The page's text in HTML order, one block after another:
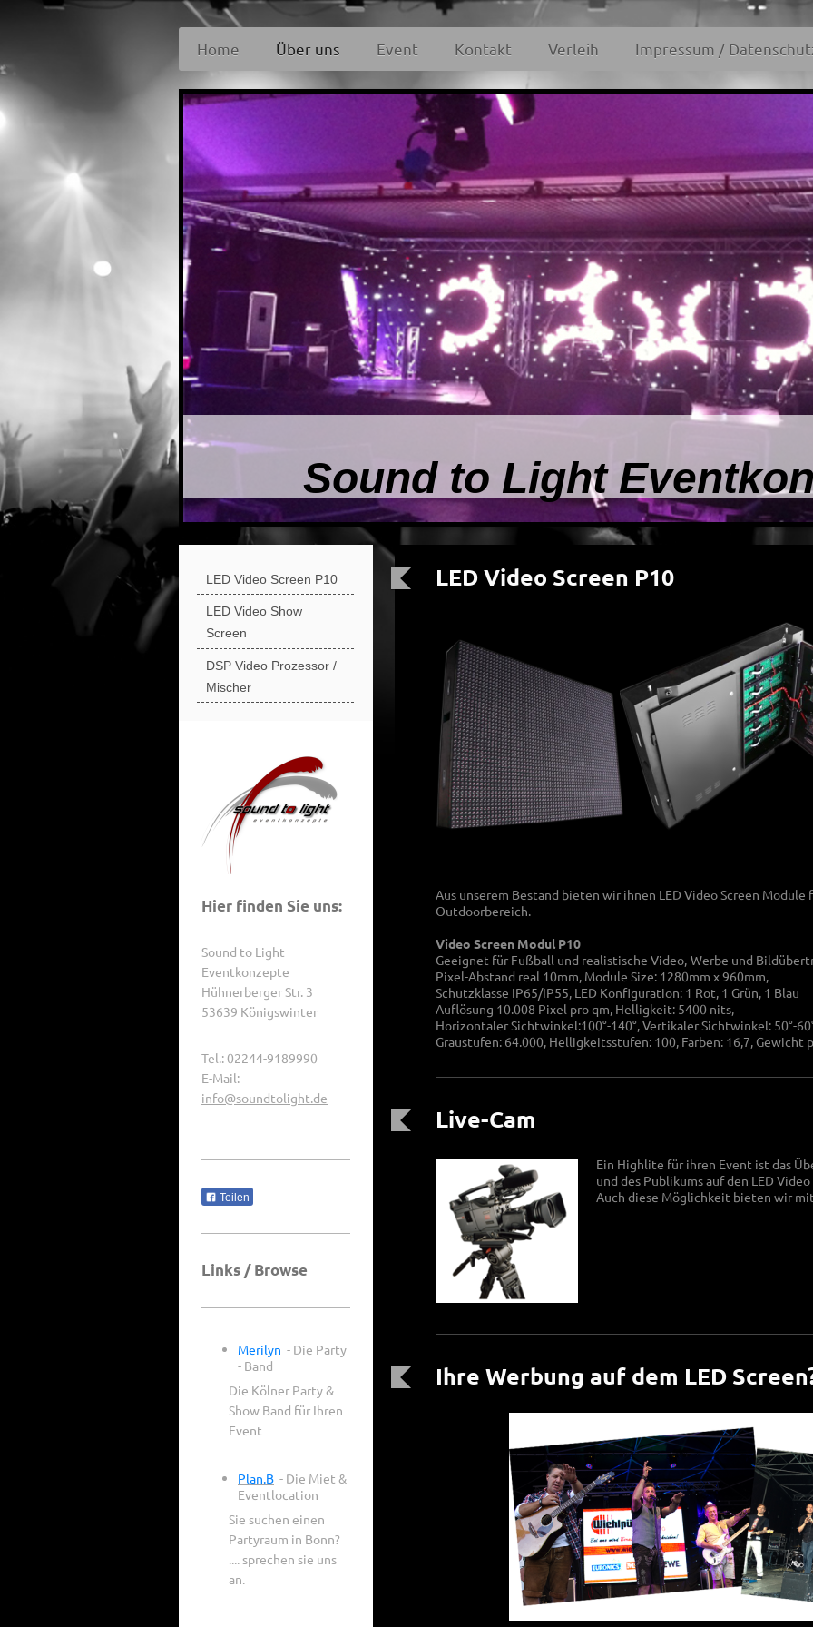
Home Über uns Event Kontakt Verleih Impressum /
Sound to Light
LED Video Screen P10
Aus unserem Bestand bieten wir ihnen LED Video Screen
Outdoorbereich.
Video Screen Modul P10
Geeignet für Fußball und realistische Video,-Werbe und
Pixel-Abstand real 10mm, Module Size: 1280mm x 960mm,
Schutzklasse IP65/IP55, LED Konfiguration: 1 Rot, 1 Grün, 1 Blau
Auflösung 10.008 Pixel pro qm, Helligkeit: 5400 nits,
Horizontaler Sichtwinkel:100°-140°, Vertikaler Sichtwinkel: 50°-
Graustufen: 64.000, Helligkeitsstufen: 100, Farben: 16,7, Gewicht
Live-Cam
Ein Highlite für ihren Event ist das
und des Publikums auf den LED Video
Auch diese Möglichkeit bieten wir
Ihre Werbung auf dem LED
LED Video Screen P10
LED Video Show
Screen
DSP Video Prozessor /
Mischer
Hier finden Sie uns:
Sound to Light
Eventkonzepte
Hühnerberger Str. 3
53639 Königswinter
Tel.: 02244-9189990
E-Mail:
info@soundtolight.de
Teilen
Links / Browse
Merilyn - Die Party
- Band
Die Kölner Party &
Show Band für Ihren
Event
Plan.B - Die Miet &
Eventlocation
Sie suchen einen
Partyraum in Bonn?
.... sprechen sie uns
an.